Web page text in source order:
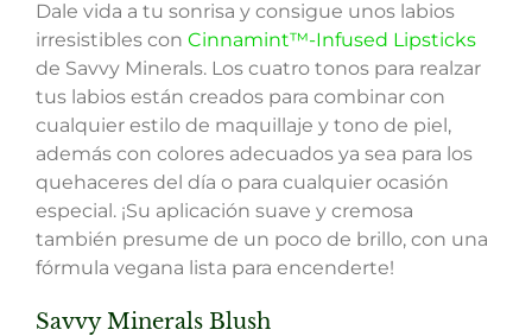
Dale vida a tu sonrisa y consigue unos labios
irresistibles con Cinnamint™-Infused Lipsticks
de Savvy Minerals. Los cuatro tonos para realzar
tus labios están creados para combinar con
cualquier estilo de maquillaje y tono de piel,
además con colores adecuados ya sea para los
quehaceres del día o para cualquier ocasión
especial. ¡Su aplicación suave y cremosa
también presume de un poco de brillo, con una
fórmula vegana lista para encenderte!
Savvy Minerals Blush